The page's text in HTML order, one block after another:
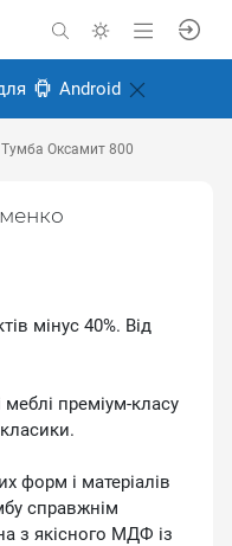
Android
Тумба Оксамит 800
мінус 40%. Від
преміум-класу
форм і матеріалів
справжнім
з якісного МДФ із